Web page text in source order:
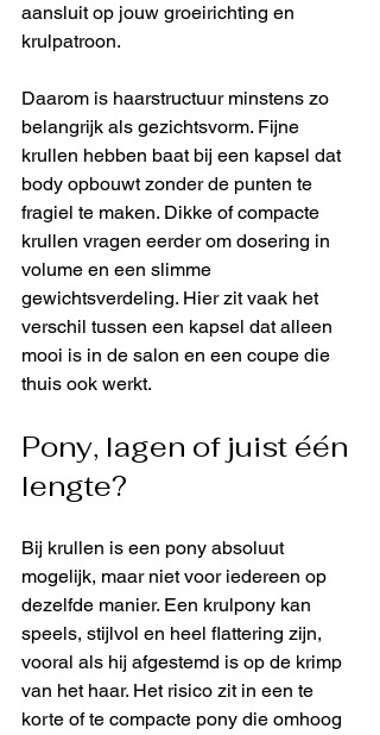
aansluit op jouw groeirichting en
krulpatroon.
Daarom is haarstructuur minstens zo
belangrijk als gezichtsvorm. Fijne
krullen hebben baat bij een kapsel dat
body opbouwt zonder de punten te
fragiel te maken. Dikke of compacte
krullen vragen eerder om dosering in
volume en een slimme
gewichtsverdeling. Hier zit vaak het
verschil tussen een kapsel dat alleen
mooi is in de salon en een coupe die
thuis ook werkt.
Pony, lagen of juist één
lengte?
Bij krullen is een pony absoluut
mogelijk, maar niet voor iedereen op
dezelfde manier. Een krulpony kan
speels, stijlvol en heel flattering zijn,
vooral als hij afgestemd is op de krimp
van het haar. Het risico zit in een te
korte of te compacte pony die omhoog